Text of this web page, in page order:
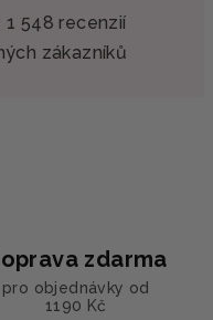
1 548 recenzií
zákazníků
zdarma
pro objednávky od
1190 Kč